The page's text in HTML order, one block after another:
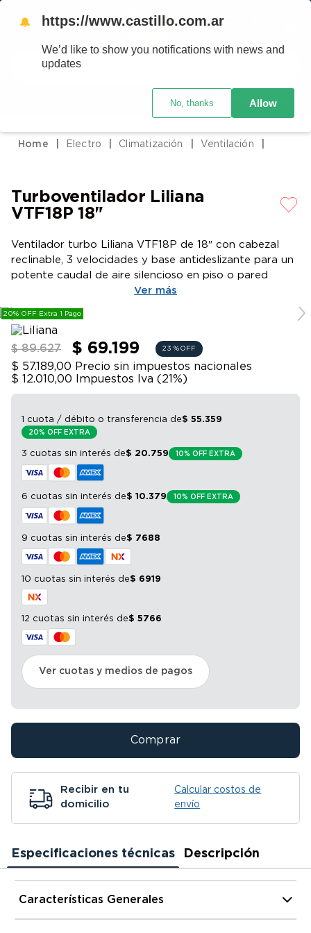
Buscar
Crédito Castillo
Electro Climatización Ventilación
Turboventilador Liliana
VTF18P 18"
Ventilador turbo Liliana VTF18P de 18″ con cabezal
reclinable, 3 velocidades y base antideslizante para un
potente caudal de aire silencioso en piso o pared
Ver más
20% OFF Extra 1 Pago
$ 89.627 $ 69.199 23 % OFF
$ 57.189,00 Precio sin impuestos nacionales
$ 12.010,00
Impuestos Iva (21%)
1 cuota / débito o transferencia de$ 55.359
20% OFF EXTRA
3 cuotas sin interés de$ 20.759 10% OFF EXTRA
6 cuotas sin interés de$ 10.379 10% OFF EXTRA
9 cuotas sin interés de$ 7688
10 cuotas sin interés de$ 6919
12 cuotas sin interés de$ 5766
Ver cuotas y medios de pagos
Comprar
Recibir en tu
domicilio
Calcular costos de
envío
Especificaciones técnicas Descripción
Características Generales
2.
heladera
4 .
lavarropas
5
cocina
6.
colchones
7.
aire acondicionado
9.
bicicleta
10
sommier
🔔 https://www.castillo.com.ar
We’d like to show you notifications with news and
updates
No, thanks Allow